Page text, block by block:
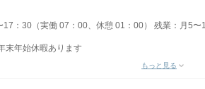
17：30（実働 07：00、休憩 01：00） 残業：月5
年始休暇あります
もっと見る